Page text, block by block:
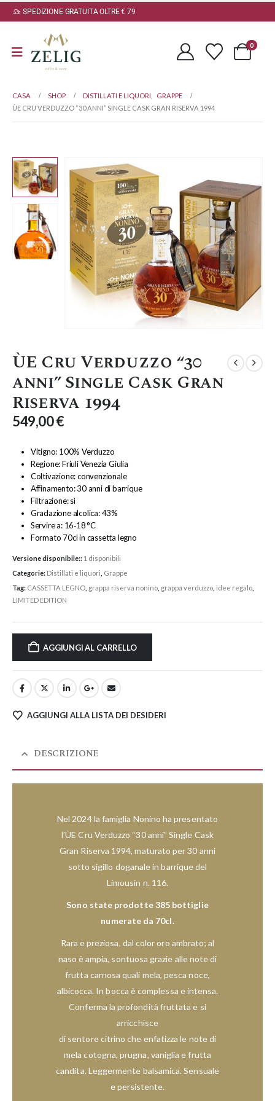
SPEDIZIONE GRATUITA OLTRE € 79
0
CASA SHOP DISTILLATI E LIQUORI
GRAPPE
ÙE CRU VERDUZZO “30 ANNI” SINGLE CASK GRAN RISERVA 1994
ÙE Cru Verduzzo “30
anni” Single Cask Gran
Riserva 1994
549,00€
Vitigno: 100% Verduzzo
Regione: Friuli Venezia Giulia
Coltivazione: convenzionale
Affinamento: 30 anni di barrique
Filtrazione: sì
Gradazione alcolica: 43%
Servire a: 16‑18 °C
Formato 70cl in cassetta legno
Versione disponibile:: 1 disponibili
Categorie: Distillati e liquori Grappe
Tag: CASSETTA LEGNO grappa riserva nonino grappa verduzzo idee regalo
LIMITED EDITION
AGGIUNGI AL CARRELLO
AGGIUNGI ALLA LISTA DEI DESIDERI
DESCRIZIONE
Nel 2024 la famiglia Nonino ha presentato
l’ÙE Cru Verduzzo “30 anni” Single Cask
Gran Riserva 1994, maturato per 30 anni
sotto sigillo doganale in barrique del
Limousin n. 116.
Sono state prodotte 385 bottiglie
numerate da 70cl.
Rara e preziosa, dal color oro ambrato; al
naso è ampia, sontuosa grazie alle note di
frutta carnosa quali mela, pesca noce,
albicocca. In bocca è complessa e intensa.
Conferma la profondità fruttata e si
arricchisce
di sentore citrino che enfatizza le note di
mela cotogna, prugna, vaniglia e frutta
candita. Leggermente balsamica. Sensuale
e persistente.